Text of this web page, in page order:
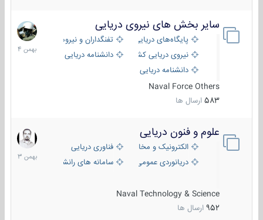
سایر بخش های نیروی دریایی
پایگاه‌های دریایی
تفنگداران و نیروهای ویژه‌ی دریایی
نیروی دریایی کشورهای مختلفدانشنامه دریایی
دانشنامه دریایی کپی
Naval Force Others
583 ارسال ها
22
بهمن
1404
علوم و فنون دریایی
الکترونیک و مخابرات دریاییفناوری دریایی
دریانوردی عمومی
سامانه های رانشی دریایی
Naval Technology & Science
952 ارسال ها
6
بهمن
1403